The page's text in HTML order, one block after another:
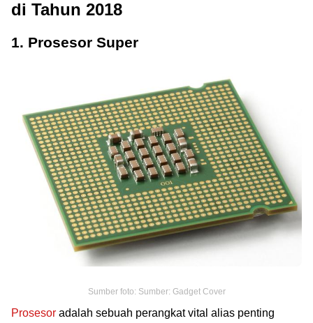
di Tahun 2018
1. Prosesor Super
Sumber foto: Sumber: Gadget Cover
Prosesor adalah sebuah perangkat vital alias penting